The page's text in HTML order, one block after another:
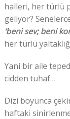
halleri, her türlü
geliyor?
‘beni sev; beni
her türlü
Yani bir aile
cidden tuhaf…
Dizi boyunca
haftaki